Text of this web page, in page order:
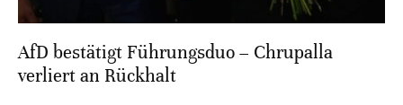
AfD bestätigt Führungsduo – Chrupalla
verliert an Rückhalt